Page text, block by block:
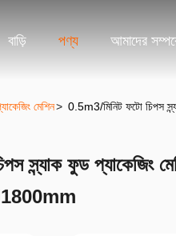
বাড়ি পণ্য আমাদের
মেশিন> 0.5m3/মিনিট ফটো চিপস
স্ন্যাক ফুড প্যাকেজিং